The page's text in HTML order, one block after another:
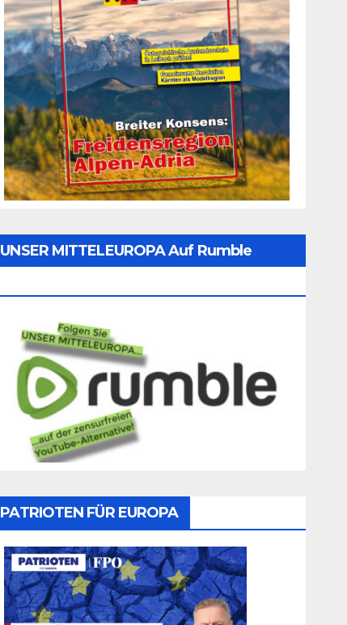
UNSER MITTELEUROPA Auf Rumble
PATRIOTEN FÜR EUROPA